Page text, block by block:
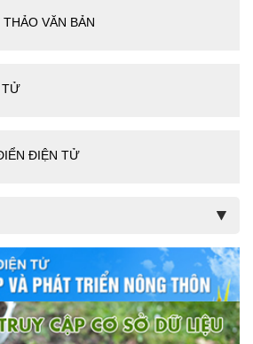
VĂN BẢN
TỬ
ĐIỆN TỬ